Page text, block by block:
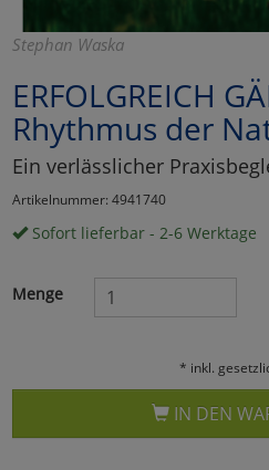
Stephan Waska
ERFOLGREICH
Rhythmus der
Ein verlässlicher
Artikelnummer: 4941740
Sofort lieferbar - 2-6 Werktage
Menge
* inkl.
IN DEN
Marketing
Umfragetools
Alle
Cookies
Einstellungen
zurück